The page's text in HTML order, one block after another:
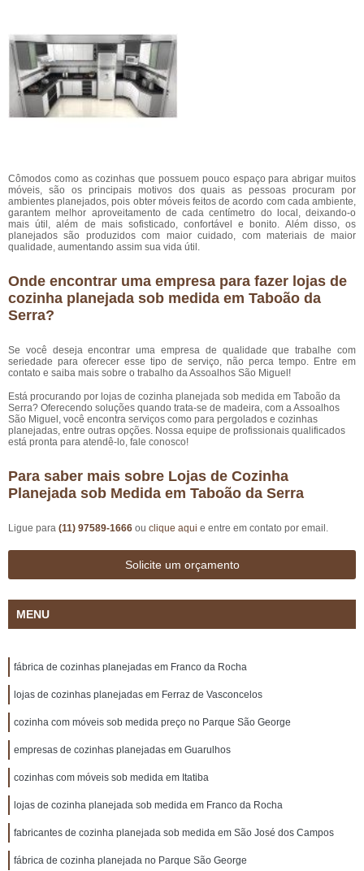
Cômodos como as cozinhas que possuem pouco espaço para abrigar muitos
móveis, são os principais motivos dos quais as pessoas procuram por
ambientes planejados, pois obter móveis feitos de acordo com cada ambiente,
garantem melhor aproveitamento de cada centímetro do local, deixando-o
mais útil, além de mais sofisticado, confortável e bonito. Além disso, os
planejados são produzidos com maior cuidado, com materiais de maior
qualidade, aumentando assim sua vida útil.
Onde encontrar uma empresa para fazer lojas de
cozinha planejada sob medida em Taboão da
Serra?
Se você deseja encontrar uma empresa de qualidade que trabalhe com
seriedade para oferecer esse tipo de serviço, não perca tempo. Entre em
contato e saiba mais sobre o trabalho da Assoalhos São Miguel!
Está procurando por lojas de cozinha planejada sob medida em Taboão da
Serra? Oferecendo soluções quando trata-se de madeira, com a Assoalhos
São Miguel, você encontra serviços como para pergolados e cozinhas
planejadas, entre outras opções. Nossa equipe de profissionais qualificados
está pronta para atendê-lo, fale conosco!
Para saber mais sobre Lojas de Cozinha
Planejada sob Medida em Taboão da Serra
Ligue para (11) 97589-1666 ou clique aqui e entre em contato por email.
Solicite um orçamento
MENU
fábrica de cozinhas planejadas em Franco da Rocha
lojas de cozinhas planejadas em Ferraz de Vasconcelos
cozinha com móveis sob medida preço no Parque São George
empresas de cozinhas planejadas em Guarulhos
cozinhas com móveis sob medida em Itatiba
lojas de cozinha planejada sob medida em Franco da Rocha
fabricantes de cozinha planejada sob medida em São José dos Campos
fábrica de cozinha planejada no Parque São George